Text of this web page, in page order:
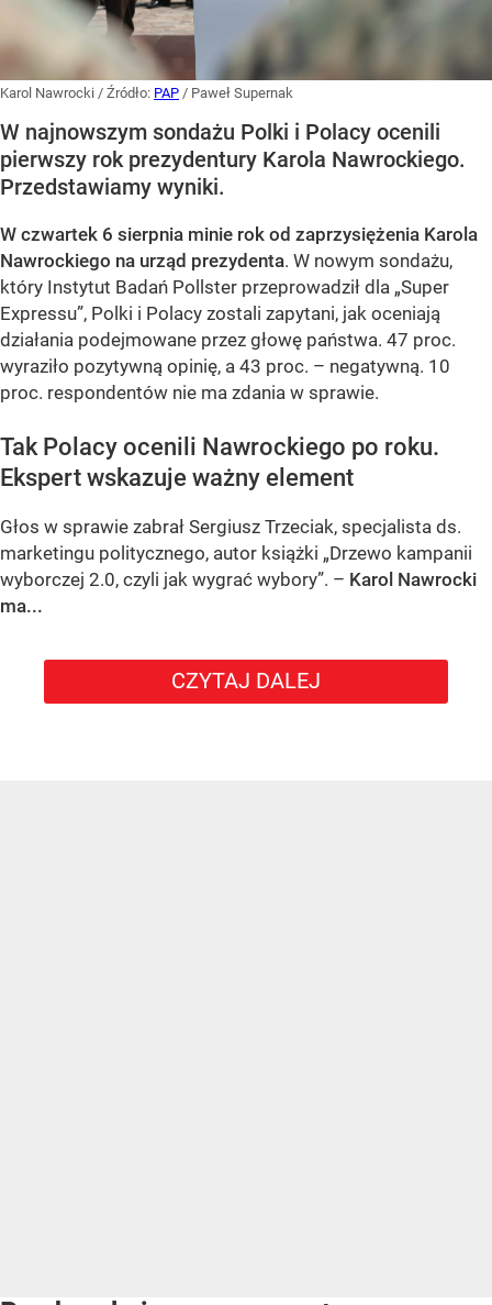
Karol Nawrocki / Źródło: PAP / Paweł Supernak
W najnowszym sondażu Polki i Polacy ocenili
pierwszy rok prezydentury Karola Nawrockiego.
Przedstawiamy wyniki.
W czwartek 6 sierpnia minie rok od zaprzysiężenia Karola
Nawrockiego na urząd prezydenta. W nowym sondażu,
który Instytut Badań Pollster przeprowadził dla „Super
Expressu”, Polki i Polacy zostali zapytani, jak oceniają
działania podejmowane przez głowę państwa. 47 proc.
wyraziło pozytywną opinię, a 43 proc. – negatywną. 10
proc. respondentów nie ma zdania w sprawie.
Tak Polacy ocenili Nawrockiego po roku.
Ekspert wskazuje ważny element
Głos w sprawie zabrał Sergiusz Trzeciak, specjalista ds.
marketingu politycznego, autor książki „Drzewo kampanii
wyborczej 2.0, czyli jak wygrać wybory”. – Karol Nawrocki
ma...
CZYTAJ DALEJ